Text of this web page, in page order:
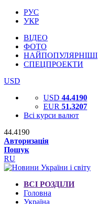
РУС
УКР
ВІДЕО
ФОТО
НАЙПОПУЛЯРНІШІ
СПЕЦПРОЕКТИ
USD
USD 44.4190
EUR 51.3207
Всі курси валют
44.4190
Авторизація
Пошук
RU
ВСІ РОЗДІЛИ
Головна
Україна